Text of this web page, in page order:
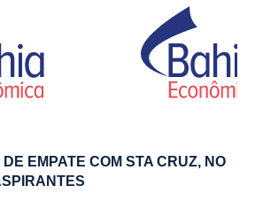
EMPATE COM STA CRUZ, NO